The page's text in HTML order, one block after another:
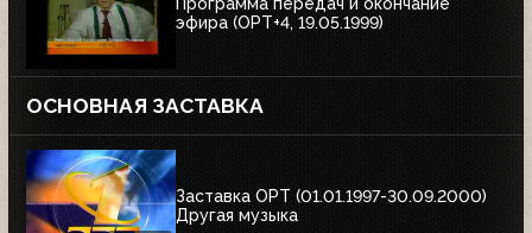
эфира (ОРТ+4, 19.05.1999)
ОСНОВНАЯ ЗАСТАВКА
Заставка ОРТ (01.01.1997-30.09.2000)
Другая музыка